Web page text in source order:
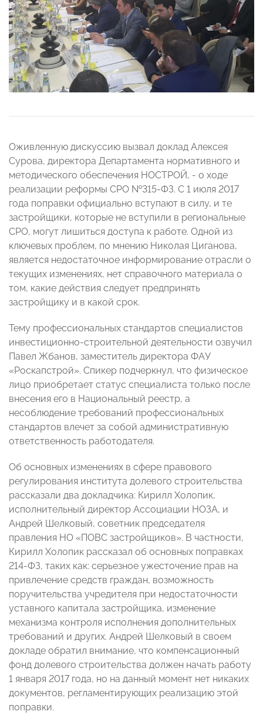
Оживленную дискуссию вызвал доклад Алексея
Сурова, директора Департамента нормативного и
методического обеспечения НОСТРОЙ, - о ходе
реализации реформы СРО №315-ФЗ. С 1 июля 2017
года поправки официально вступают в силу, и те
застройщики, которые не вступили в региональные
СРО, могут лишиться доступа к работе. Одной из
ключевых проблем, по мнению Николая Циганова,
является недостаточное информирование отрасли о
текущих изменениях, нет справочного материала о
том, какие действия следует предпринять
застройщику и в какой срок.
Тему профессиональных стандартов специалистов
инвестиционно-строительной деятельности озвучил
Павел Жбанов, заместитель директора ФАУ
«Роскапстрой». Спикер подчеркнул, что физическое
лицо приобретает статус специалиста только после
внесения его в Национальный реестр, а
несоблюдение требований профессиональных
стандартов влечет за собой административную
ответственность работодателя.
Об основных изменениях в сфере правового
регулирования института долевого строительства
рассказали два докладчика: Кирилл Холопик,
исполнительный директор Ассоциации НОЗА, и
Андрей Шелковый, советник председателя
правления НО «ПОВС застройщиков». В частности,
Кирилл Холопик рассказал об основных поправках
214-ФЗ, таких как: серьезное ужесточение прав на
привлечение средств граждан, возможность
поручительства учредителя при недостаточности
уставного капитала застройщика, изменение
механизма контроля исполнения дополнительных
требований и других. Андрей Шелковый в своем
докладе обратил внимание, что компенсационный
фонд долевого строительства должен начать работу
1 января 2017 года, но на данный момент нет никаких
документов, регламентирующих реализацию этой
поправки.